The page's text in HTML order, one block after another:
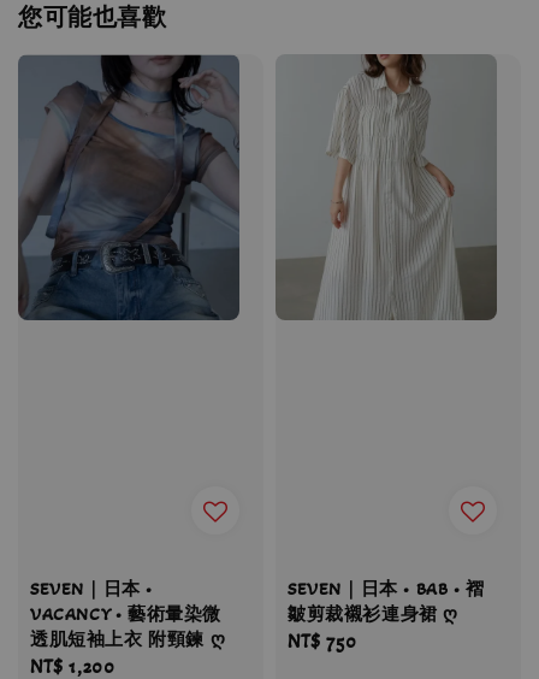
您可能也喜歡
SEVEN｜日本 •
VACANCY • 藝術暈染微
透肌短袖上衣 附頸鍊 ღ
Regular
NT$ 1,200
SEVEN｜日本 • BAB • 褶
皺剪裁襯衫連身裙 ღ
Regular
NT$ 750